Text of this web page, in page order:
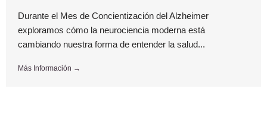
Durante el Mes de Concientización del Alzheimer
exploramos cómo la neurociencia moderna está
cambiando nuestra forma de entender la salud...
Más Información →